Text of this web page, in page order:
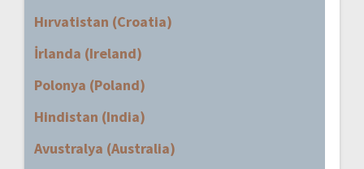
Hırvatistan (Croatia)
İrlanda (Ireland)
Polonya (Poland)
Hindistan (India)
Avustralya (Australia)